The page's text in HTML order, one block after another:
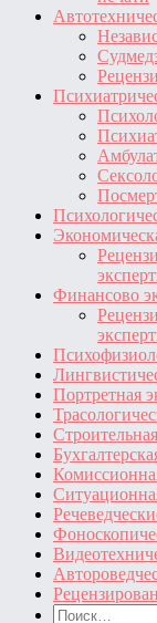
Финансово
Портретная
Найти: